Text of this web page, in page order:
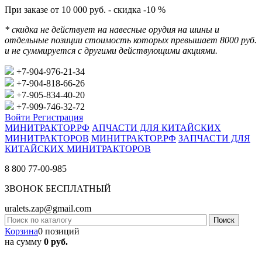
При заказе от 10 000 руб. - скидка -10 %
* скидка не действует на навесные орудия на шины и
отдельные позиции стоимость которых превышает 8000 руб.
и не суммируется с другими действующими акциями.
+7-904-976-21-34
+7-904-818-66-26
+7-905-834-40-20
+7-909-746-32-72
Войти Регистрация
МИНИТРАКТОР.РФ АПЧАСТИ ДЛЯ КИТАЙСКИХ
МИНИТРАКТОРОВ МИНИТРАКТОР.РФ ЗАПЧАСТИ ДЛЯ
КИТАЙСКИХ МИНИТРАКТОРОВ
8 800 77-00-985
ЗВОНОК БЕСПЛАТНЫЙ
uralets.zap@gmail.com
Корзина0 позиций
на сумму 0 руб.